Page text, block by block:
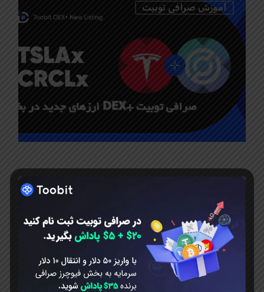
آموزش صرافی توبیت
DEX+ صرافی توبیت
ارزهای جدید در بخش DEX+ صرافی
توبیت آکادمی Toobit ایران. صرافی
0